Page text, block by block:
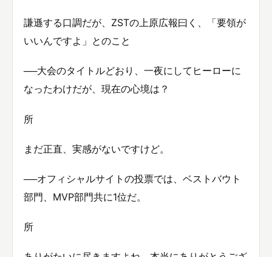
謙遜する口調だが、ZSTの上原広報曰く、「要領が
いいんですよ」とのこと
──大会のタイトルどおり、一夜にしてヒーローに
なったわけだが、現在の心境は？
所
まだ正直、実感がないですけど。
──オフィシャルサイトの投票では、ベストバウト
部門、MVP部門共に1位だ。
所